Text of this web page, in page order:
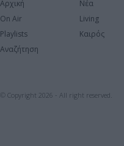
Αρχική
On Air
Playlists
Αναζήτηση
Νέα
Living
Καιρός
© Copyright 2026 - All right reserved.